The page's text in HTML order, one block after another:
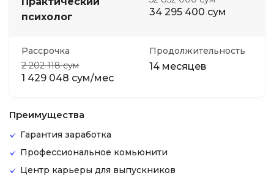
психолог
34 295 400 сум
Рассрочка
2 202 118 сум
1 429 048 сум/мес
Продолжительность
14 месяцев
Преимущества
Гарантия заработка
Профессиональное комьюнити
Центр карьеры для выпускников